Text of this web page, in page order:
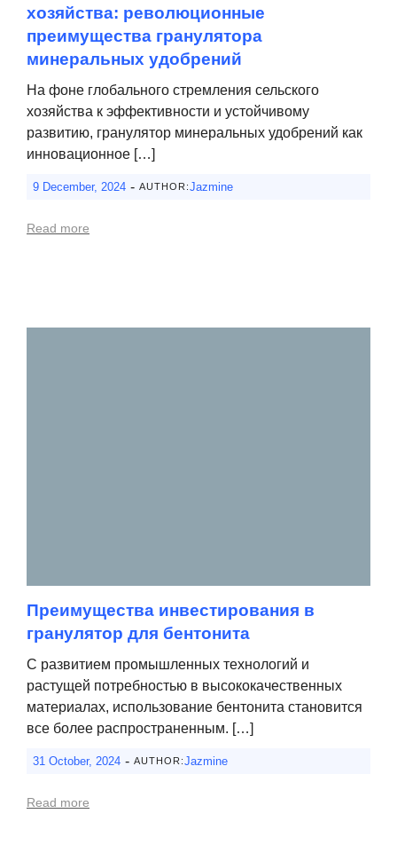
хозяйства: революционные
преимущества гранулятора
минеральных удобрений
На фоне глобального стремления сельского
хозяйства к эффективности и устойчивому
развитию, гранулятор минеральных удобрений как
инновационное […]
9 December, 2024 - AUTHOR:Jazmine
Read more
Преимущества инвестирования в
гранулятор для бентонита
С развитием промышленных технологий и
растущей потребностью в высококачественных
материалах, использование бентонита становится
все более распространенным. […]
31 October, 2024 - AUTHOR:Jazmine
Read more